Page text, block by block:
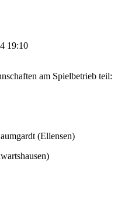
19:10
am Spielbetrieb teil:
(Ellensen)